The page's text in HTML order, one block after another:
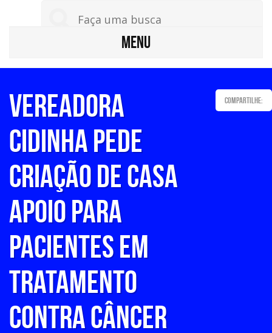
MENU
Vereadora
Cidinha pede
criação de casa
apoio para
pacientes em
tratamento
contra câncer
Compartilhe: